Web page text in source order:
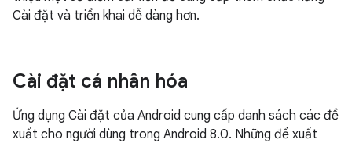
Cài đặt và triển khai dễ dàng hơn.
Cài đặt cá nhân hóa
Ứng dụng Cài đặt của Android cung cấp danh sách các đề
xuất cho người dùng trong Android 8.0. Những đề xuất